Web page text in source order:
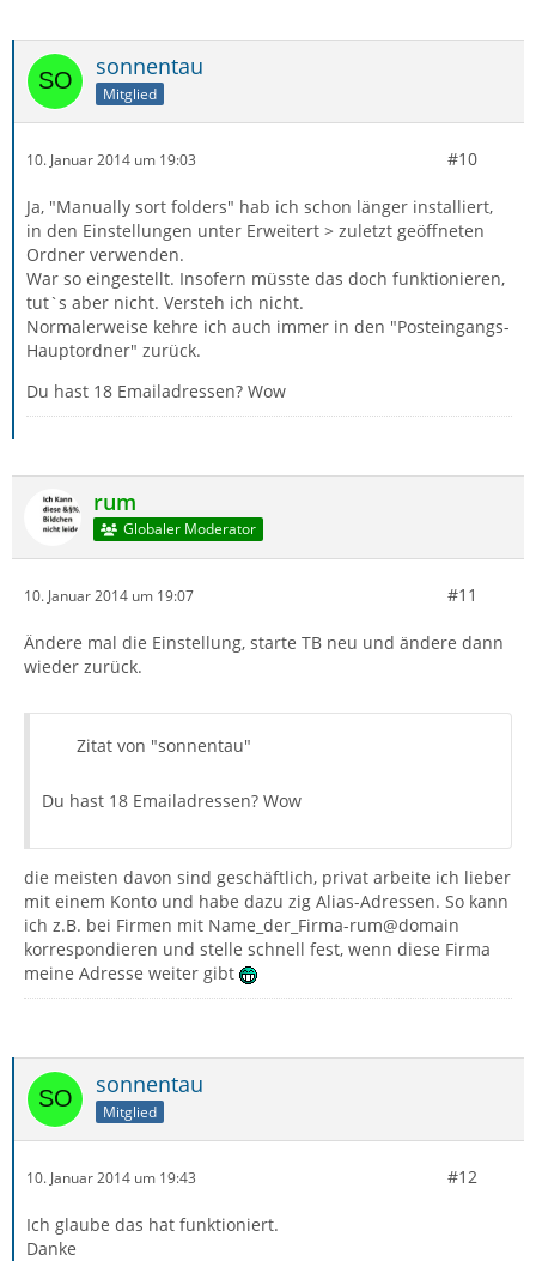
sonnentau
Mitglied
10. Januar 2014 um 19:03 #10
Ja, "Manually sort folders" hab ich schon länger installiert,
in den Einstellungen unter Erweitert > zuletzt geöffneten
Ordner verwenden.
War so eingestellt. Insofern müsste das doch funktionieren,
tut`s aber nicht. Versteh ich nicht.
Normalerweise kehre ich auch immer in den "Posteingangs-
Hauptordner" zurück.
Du hast 18 Emailadressen? Wow
rum
Globaler Moderator
10. Januar 2014 um 19:07 #11
Ändere mal die Einstellung, starte TB neu und ändere dann
wieder zurück.
Zitat von "sonnentau"
Du hast 18 Emailadressen? Wow
die meisten davon sind geschäftlich, privat arbeite ich lieber
mit einem Konto und habe dazu zig Alias-Adressen. So kann
ich z.B. bei Firmen mit Name_der_Firma-rum@domain
korrespondieren und stelle schnell fest, wenn diese Firma
meine Adresse weiter gibt
sonnentau
Mitglied
10. Januar 2014 um 19:43 #12
Ich glaube das hat funktioniert.
Danke